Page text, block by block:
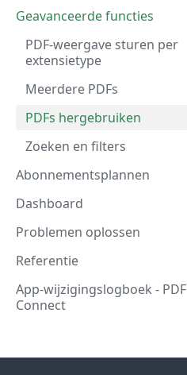
Geavanceerde functies
PDF-weergave sturen per
extensietype
Meerdere PDFs
PDFs hergebruiken
Zoeken en filters
Abonnementsplannen
Dashboard
Problemen oplossen
Referentie
App-wijzigingslogboek - PDF
Connect